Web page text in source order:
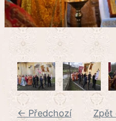
← Předchozí
Zpět